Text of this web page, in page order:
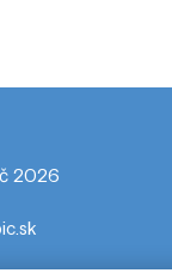
2026